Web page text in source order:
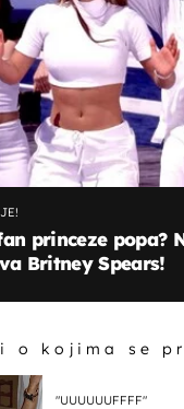
princeze popa?
Britney Spears!
o kojima se
"UUUUUUFFFF"